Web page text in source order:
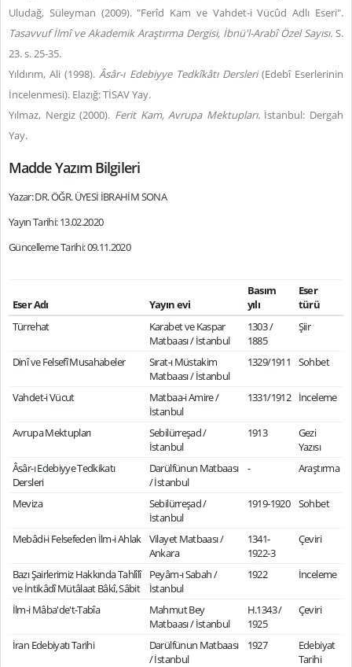
Uludağ, Süleyman (2009). "Ferîd Kam ve Vahdet-i Vücûd Adlı Eseri".
Tasavvuf İlmî ve Akademik Araştırma Dergisi, İbnü'l-Arabî Özel Sayısı. S.
23. s. 25-35.
Yıldırım, Ali (1998).Âsâr-ı Edebiyye Tedkîkâtı Dersleri(Edebî Eserlerinin
İncelenmesi). Elazığ: TİSAV Yay.
Yılmaz, Nergiz (2000). Ferit Kam, Avrupa Mektupları. İstanbul: Dergah
Yay.
Madde Yazım Bilgileri
Yazar: DR. ÖĞR. ÜYESİ İBRAHİM SONA
Yayın Tarihi: 13.02.2020
Güncelleme Tarihi: 09.11.2020
Eser Adı Yayın evi
Basım
yılı
Eser
türü
Türrehat
Karabet ve Kaspar
Matbaası / İstanbul
1303 /
1885
Şiir
Dinî ve Felsefî Musahabeler
Sırat-ı Müstakim
Matbaası / İstanbul
1329/1911 Sohbet
Vahdet-i Vücut
Matbaa-i Amire /
İstanbul
1331/1912 İnceleme
Avrupa Mektupları
Sebilürreşad /
İstanbul
1913
Gezi
Yazısı
Âsâr-ı Edebiyye Tedkikatı
Dersleri
Darülfünun Matbaası
/ İstanbul
- Araştırma
Meviza
Sebilürreşad /
İstanbul
1919-1920 Sohbet
Mebâdi-i Felsefeden İlm-i Ahlak Vilayet Matbaası /
Ankara
1341-
1922-3
Çeviri
Bazı Şairlerimiz Hakkında Tahlîlî
ve İntikâdî Mütâlaat Bâkî, Sâbit
Peyâm-ı Sabah /
İstanbul
1922 İnceleme
İlm-i Mâba'de't-Tabîa
Mahmut Bey
Matbaası / İstanbul
H.1343 /
1925
Çeviri
İran Edebiyatı Tarihi
Darülfünun Matbaası
/ İstanbul
1927
Edebiyat
Tarihi